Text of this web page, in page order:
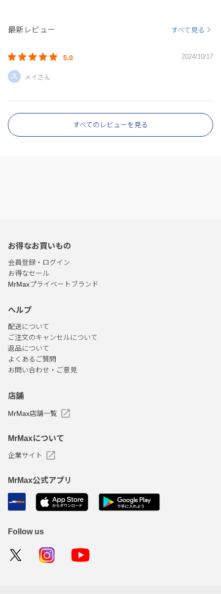
最新レビュー すべて見る
5.0 2024/10/17
メイさん
すべてのレビューを見る
お得なお買いもの
会員登録・ログイン
お得なセール
MrMaxプライベートブランド
ヘルプ
配送について
ご注文のキャンセルについて
返品について
よくあるご質問
お問い合わせ・ご意見
店舗
MrMax店舗一覧
MrMaxについて
企業サイト
MrMax公式アプリ
Follow us